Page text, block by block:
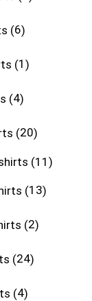
6
1
4
20
11
13
2
24
4